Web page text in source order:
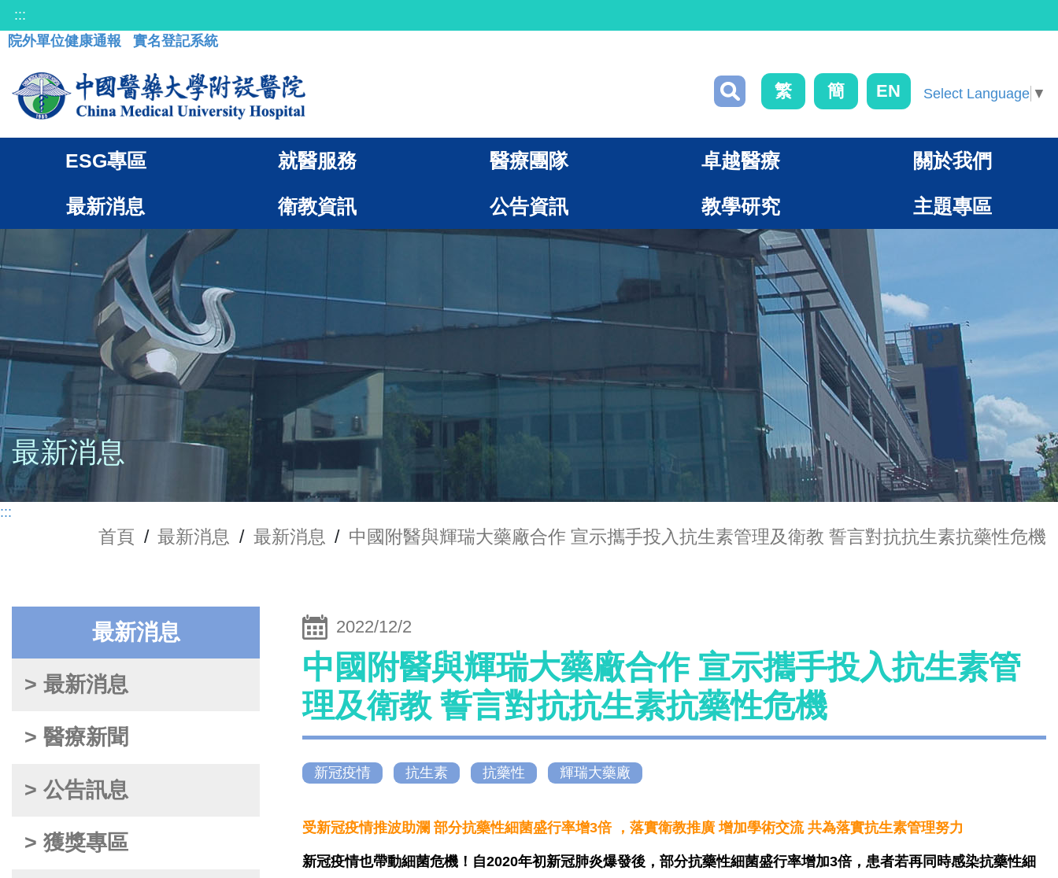
:::
院外單位健康通報
實名登記系統
繁 簡 EN Select Language ▼
ESG專區 就醫服務 醫療團隊 卓越醫療 關於我們
最新消息 衛教資訊 公告資訊 教學研究 主題專區
最新消息
:::
首頁 / 最新消息 / 最新消息 / 中國附醫與輝瑞大藥廠合作 宣示攜手投入抗生素管理及衛教 誓言對抗抗生素抗藥性危機
最新消息
> 最新消息
> 醫療新聞
> 公告訊息
> 獲獎專區
2022/12/2
中國附醫與輝瑞大藥廠合作 宣示攜手投入抗生素管
理及衛教 誓言對抗抗生素抗藥性危機
新冠疫情 抗生素 抗藥性 輝瑞大藥廠
受新冠疫情推波助瀾 部分抗藥性細菌盛行率增3倍 ，落實衛教推廣 增加學術交流 共為落實抗生素管理努力
新冠疫情也帶動細菌危機！自2020年初新冠肺炎爆發後，部分抗藥性細菌盛行率增加3倍，患者若再同時感染抗藥性細